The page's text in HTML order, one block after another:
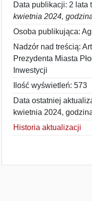
Data publikacji: 2 lata
kwietnia 2024,
Osoba publikująca:
Nadzór nad treścią:
Prezydenta Miasta
Inwestycji
Ilość wyświetleń: 573
Data ostatniej
kwietnia 2024,
Historia aktualizacji